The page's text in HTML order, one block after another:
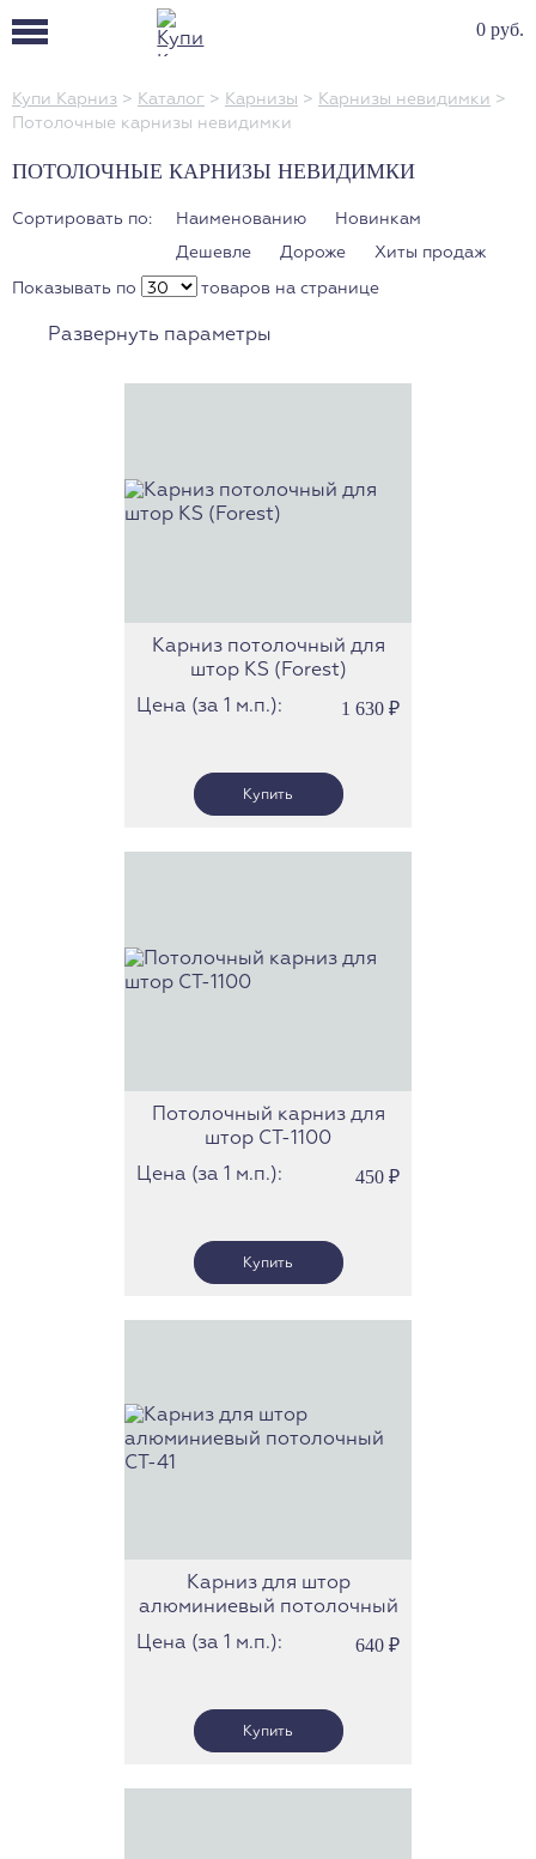
0 руб.
Купи Карниз > Каталог > Карнизы > Карнизы невидимки >
Потолочные карнизы невидимки
ПОТОЛОЧНЫЕ КАРНИЗЫ НЕВИДИМКИ
Сортировать по: Наименованию
Новинкам
Дешевле
Дороже Хиты продаж
Показывать по товаров на странице
Развернуть параметры
Карниз потолочный для
штор KS (Forest)
Цена (за 1 м.п.):
1 630 ₽
Потолочный карниз для
штор СТ-1100
Цена (за 1 м.п.):
450 ₽
Карниз для штор
алюминиевый потолочный
СТ-41
Цена (за 1 м.п.): 640 ₽